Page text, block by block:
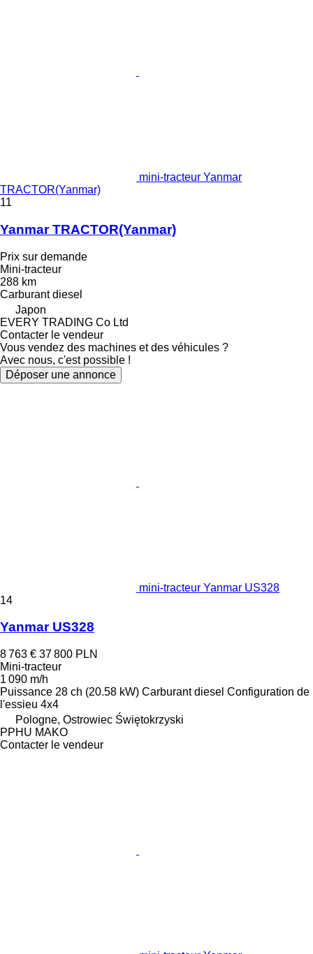
mini-tracteur Yanmar
TRACTOR(Yanmar)
11
Yanmar TRACTOR(Yanmar)
Prix sur demande
Mini-tracteur
288 km
Carburant diesel
Japon
EVERY TRADING Co Ltd
Contacter le vendeur
Vous vendez des machines et des véhicules ?
Avec nous, c'est possible !
Déposer une annonce
mini-tracteur Yanmar US328
14
Yanmar US328
8 763 € 37 800 PLN
Mini-tracteur
1 090 m/h
Puissance 28 ch (20.58 kW) Carburant diesel Configuration de
l'essieu 4x4
Pologne, Ostrowiec Świętokrzyski
PPHU MAKO
Contacter le vendeur